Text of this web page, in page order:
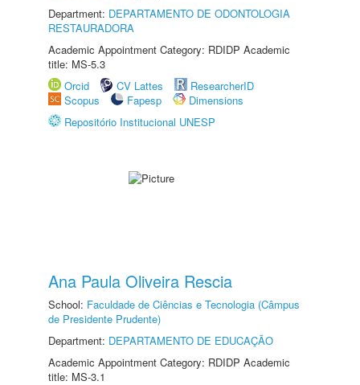
Department: DEPARTAMENTO DE ODONTOLOGIA
RESTAURADORA
Academic Appointment Category: RDIDP Academic
title: MS-5.3
Orcid
CV Lattes
ResearcherID
Scopus
Fapesp
Dimensions
Repositório Institucional UNESP
Ana Paula Oliveira Rescia
School: Faculdade de Ciências e Tecnologia (Câmpus
de Presidente Prudente)
Department: DEPARTAMENTO DE EDUCAÇÃO
Academic Appointment Category: RDIDP Academic
title: MS-3.1